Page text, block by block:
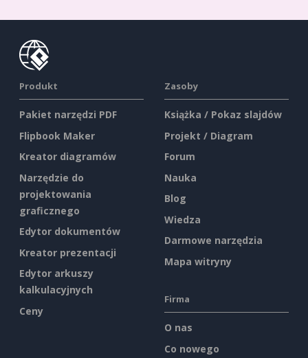
Produkt
Pakiet narzędzi PDF
Flipbook Maker
Kreator diagramów
Narzędzie do
projektowania
graficznego
Edytor dokumentów
Kreator prezentacji
Edytor arkuszy
kalkulacyjnych
Ceny
Zasoby
Książka / Pokaz slajdów
Projekt / Diagram
Forum
Nauka
Blog
Wiedza
Darmowe narzędzia
Mapa witryny
Firma
O nas
Co nowego